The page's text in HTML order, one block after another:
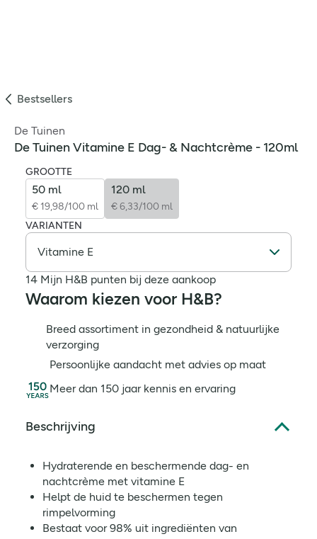
Bestsellers
De Tuinen
De Tuinen Vitamine E Dag- & Nachtcrème - 120ml
GROOTTE
50 ml
€ 19,98/100 ml
120 ml
€ 6,33/100 ml
VARIANTEN
14 Mijn H&B punten bij deze aankoop
Waarom kiezen voor H&B?
Breed assortiment in gezondheid & natuurlijke
verzorging
Persoonlijke aandacht met advies op maat
Meer dan 150 jaar kennis en ervaring
Beschrijving
Hydraterende en beschermende dag- en
nachtcrème met vitamine E
Helpt de huid te beschermen tegen
rimpelvorming
Bestaat voor 98% uit ingrediënten van